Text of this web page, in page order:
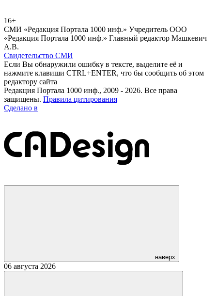
16+
СМИ «Редакция Портала 1000 инф.» Учредитель ООО
«Редакция Портала 1000 инф.» Главный редактор Машкевич
А.В.
Свидетельство СМИ
Если Вы обнаружили ошибку в тексте, выделите её и
нажмите клавиши CTRL+ENTER, что бы сообщить об этом
редактору сайта
Редакция Портала 1000 инф., 2009 - 2026. Все права
защищены. Правила цитирования
Сделано в
наверх
06 августа 2026